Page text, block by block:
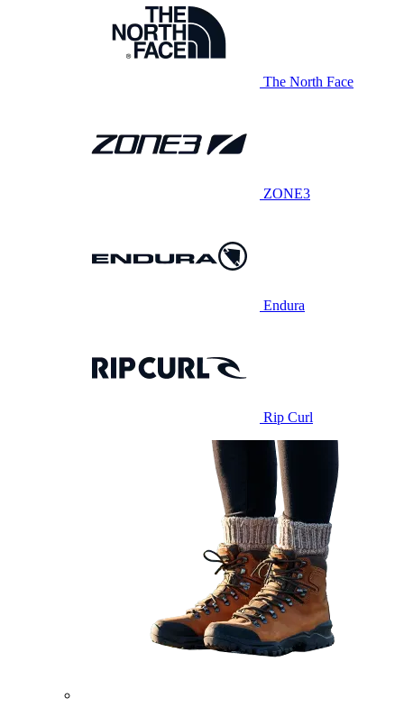
The North Face
ZONE3
Endura
Rip Curl